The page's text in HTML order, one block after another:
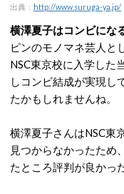
出典： http://www.suruga-ya.jp/
横澤夏子はコンビにな
ピンのモノマネ芸人と
NSC東京校に入学した
しコンビ結成が実現し
たかもしれませんね。
横澤夏子さんはNSC東
見つからなかったため
たところ評判が良かっ